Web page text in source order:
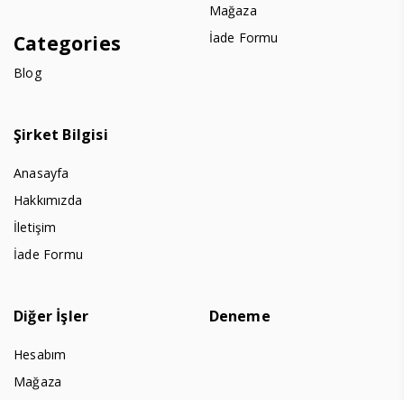
Categories
Blog
Şirket Bilgisi
Anasayfa
Hakkımızda
İletişim
İade Formu
Mağaza
İade Formu
Diğer İşler
Hesabım
Mağaza
Deneme